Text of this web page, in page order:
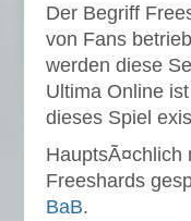
Der Begriff
von Fans
werden diese
Ultima Online
dieses Spiel
HauptsÃ¤chlich
Freeshards
BaB.